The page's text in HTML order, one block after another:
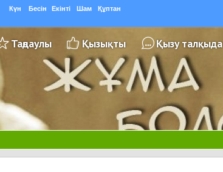
Күн Бесін Екінті Шам Құптан
Таңдаулы Қызықты Қызу талқыда